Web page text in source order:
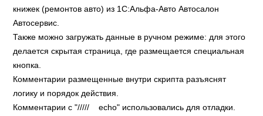
книжек (ремонтов авто) из 1С:Альфа-Авто Автосалон
Автосервис.
Также можно загружать данные в ручном режиме: для этого
делается скрытая страница, где размещается специальная
кнопка.
Комментарии размещенные внутри скрипта разъяснят
логику и порядок действия.
Комментарии с "///// echo" использовались для отладки.